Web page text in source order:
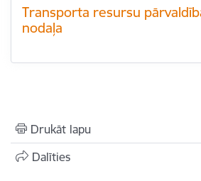
Transporta resursu
nodaļa
Drukāt lapu
Dalīties